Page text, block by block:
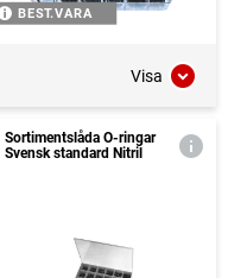
BEST.VARA
Visa
Sortimentslåda O-ringar
Svensk standard Nitril